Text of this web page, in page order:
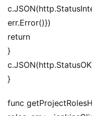
err.Error()})
return
}
}
func